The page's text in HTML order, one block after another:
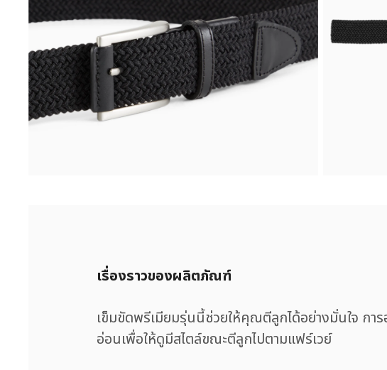
เรื่องราวของผลิตภัณฑ์
เข็มขัดพรีเมียมรุ่นนี้ช่วยให้คุณตีลูกได้อย่างมั่นใจ ก
อ่อนเพื่อให้ดูมีสไตล์ขณะตีลูกไปตามแฟร์เวย์